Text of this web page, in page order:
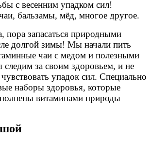
с весенним упадком сил!
бальзамы, мёд, многое другое.
пора запасаться природными
долгой зимы! Мы начали пить
чаи с медом и полезными
за своим здоровьем, и не
упадок сил. Специально
наборы здоровья, которые
витаминами природы